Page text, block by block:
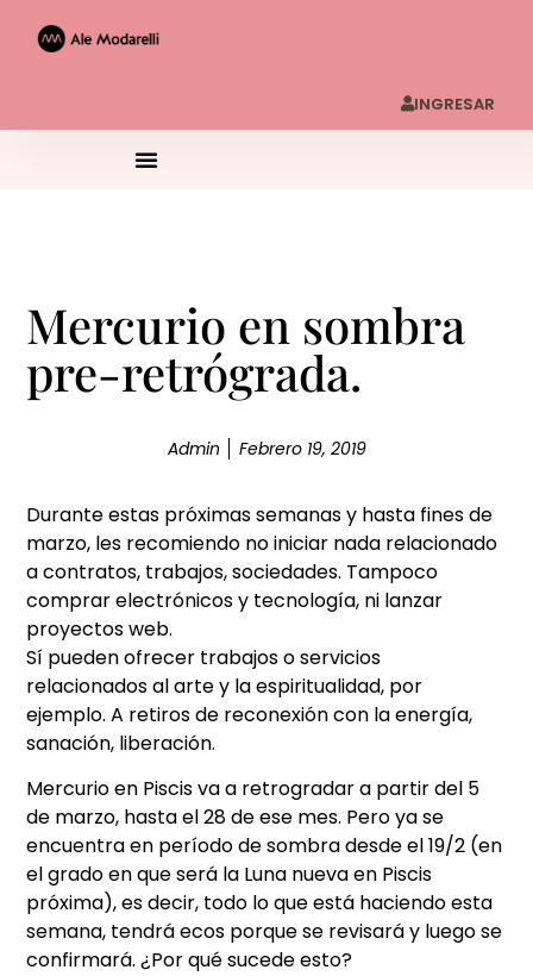
INGRESAR
Mercurio en sombra
pre-retrógrada.
Admin Febrero 19, 2019
Durante estas próximas semanas y hasta fines de
marzo, les recomiendo no iniciar nada relacionado
a contratos, trabajos, sociedades. Tampoco
comprar electrónicos y tecnología, ni lanzar
proyectos web.
Sí pueden ofrecer trabajos o servicios
relacionados al arte y la espiritualidad, por
ejemplo. A retiros de reconexión con la energía,
sanación, liberación.
Mercurio en Piscis va a retrogradar a partir del 5
de marzo, hasta el 28 de ese mes. Pero ya se
encuentra en período de sombra desde el 19/2 (en
el grado en que será la Luna nueva en Piscis
próxima),es decir, todo lo que está haciendo esta
semana, tendrá ecos porque se revisará y luego se
confirmará. ¿Por qué sucede esto?